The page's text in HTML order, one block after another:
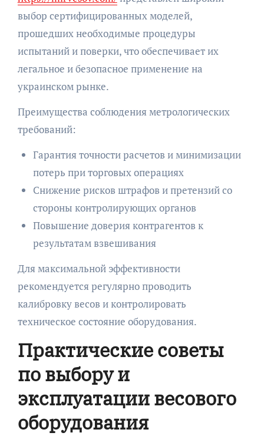
выбор сертифицированных моделей,
прошедших необходимые процедуры
испытаний и поверки, что обеспечивает их
легальное и безопасное применение на
украинском рынке.
Преимущества соблюдения метрологических
требований:
Гарантия точности расчетов и минимизации
потерь при торговых операциях
Снижение рисков штрафов и претензий со
стороны контролирующих органов
Повышение доверия контрагентов к
результатам взвешивания
Для максимальной эффективности
рекомендуется регулярно проводить
калибровку весов и контролировать
техническое состояние оборудования.
Практические советы
по выбору и
эксплуатации весового
оборудования